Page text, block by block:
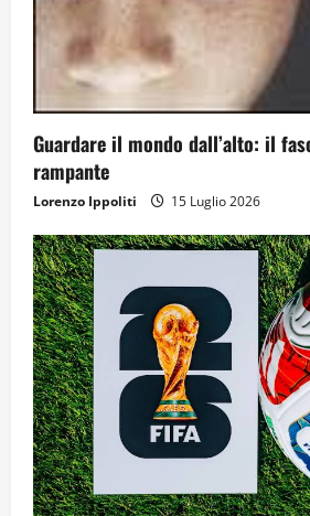
Guardare il mondo dall’alto: il
rampante
Lorenzo Ippoliti 15 Luglio 2026